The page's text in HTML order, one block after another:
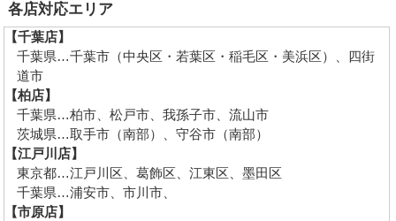
各店対応エリア
【千葉店】
千葉県…千葉市（中央区・若葉区・稲毛区・美浜区）、四街
道市
【柏店】
千葉県…柏市、松戸市、我孫子市、流山市
茨城県…取手市（南部）、守谷市（南部）
【江戸川店】
東京都…江戸川区、葛飾区、江東区、墨田区
千葉県…浦安市、市川市、
【市原店】